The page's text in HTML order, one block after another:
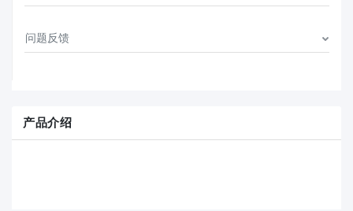
问题反馈
产品介绍